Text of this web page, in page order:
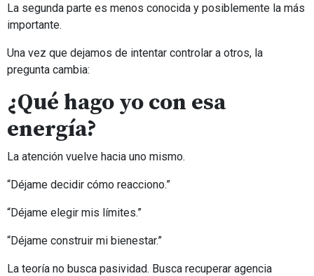
La segunda parte es menos conocida y posiblemente la más
importante.
Una vez que dejamos de intentar controlar a otros, la
pregunta cambia:
¿Qué hago yo con esa
energía?
La atención vuelve hacia uno mismo.
“Déjame decidir cómo reacciono.”
“Déjame elegir mis límites.”
“Déjame construir mi bienestar.”
La teoría no busca pasividad. Busca recuperar agencia